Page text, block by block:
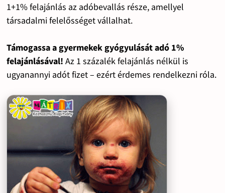
1+1% felajánlás az adóbevallás része, amellyel
társadalmi felelősséget vállalhat.
Támogassa a gyermekek gyógyulását adó 1%
felajánlásával! Az 1 százalék felajánlás nélkül is
ugyanannyi adót fizet – ezért érdemes rendelkezni róla.